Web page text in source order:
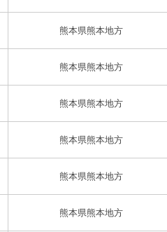
熊本県熊本地方
熊本県熊本地方
熊本県熊本地方
熊本県熊本地方
熊本県熊本地方
熊本県熊本地方